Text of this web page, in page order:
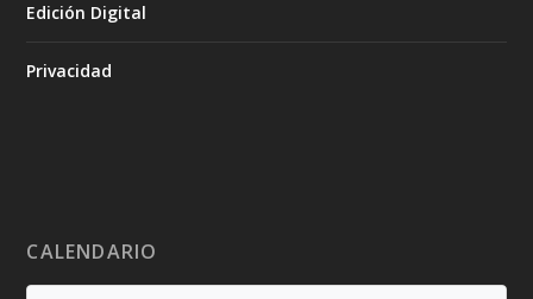
Edición Digital
Privacidad
CALENDARIO